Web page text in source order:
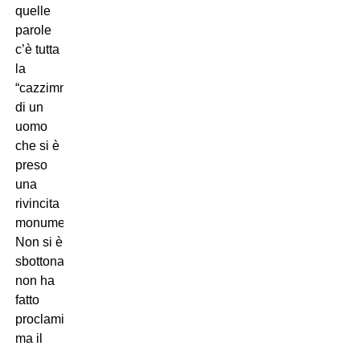
quelle
parole
c’è tutta
la
“cazzimma”
di un
uomo
che si è
preso
una
rivincita
monumentale.
Non si è
sbottonato,
non ha
fatto
proclami,
ma il